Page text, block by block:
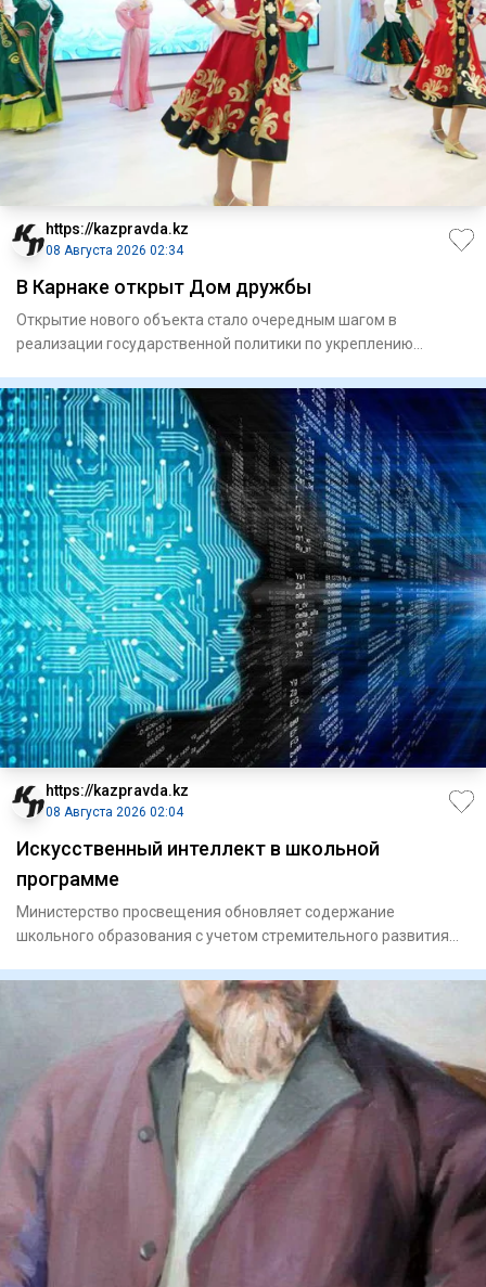
https://kazpravda.kz
08 Августа 2026 02:34
В Карнаке открыт Дом дружбы
Открытие нового объекта стало очередным шагом в
реализации государственной политики по укреп­лению
https://kazpravda.kz
08 Августа 2026 02:04
Искусственный интеллект в школьной
программе
Министерство просвещения обновляет содержание
школьного образования с учетом стремительного развития